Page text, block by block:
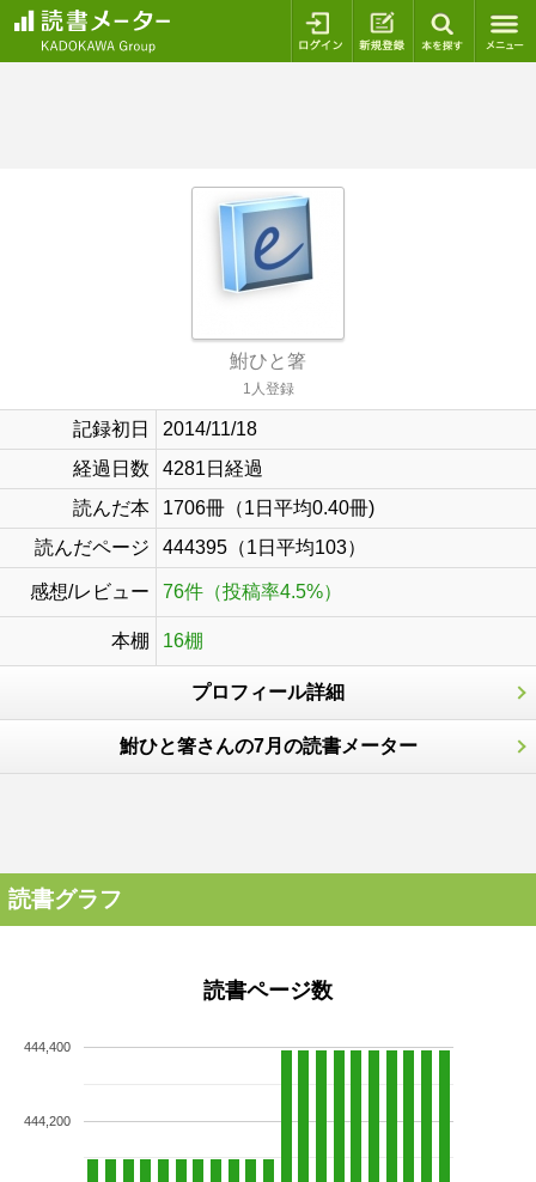
ログイン 新規登録
鮒ひと箸
1人登録
記録初日
2014/11/18
経過日数
4281日経過
読んだ本
1706冊（1日平均0.40冊)
読んだページ
444395（1日平均103）
感想/レビュー 76件（投稿率4.5%）
本棚 16棚
プロフィール詳細
鮒ひと箸さんの7月の読書メーター
読書グラフ
読書ページ数
444,200
444,400